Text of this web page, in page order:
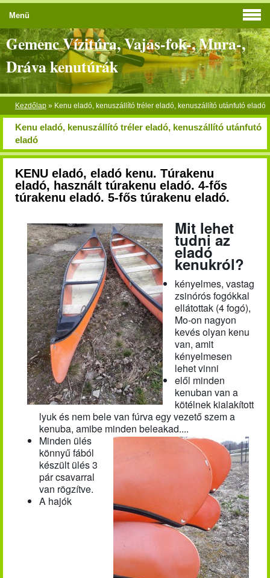
Gemenc Vízitúra, Vajas-fok-, Mura-,
Dráva kenutúrák
Kezdőlap » Kenu eladó, kenuszállító tréler eladó, kenuszállító utánfutó eladó
Kenu eladó, kenuszállító tréler eladó, kenuszállító utánfutó
eladó
KENU eladó, eladó kenu. Túrakenu
eladó, használt túrakenu eladó. 4-fős
túrakenu eladó. 5-fős túrakenu eladó.
Mit lehet
tudni az
eladó
kenukról?
kényelmes, vastag
zsinórós fogókkal
ellátottak (4 fogó),
Mo-on nagyon
kevés olyan kenu
van, amit
kényelmesen
lehet vinni
elől minden
kenuban van a
kötélnek kialakított
lyuk és nem bele van fúrva egy vezető szem a
kenuba, amibe minden beleakad....
Minden ülés
könnyű fából
készült ülés 3
pár csavarral
van rögzítve.
A hajók
Menü